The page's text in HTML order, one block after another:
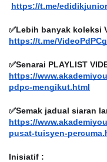
https://t.me/edidikjunior
✅Lebih banyak koleksi
https://t.me/
✅Senarai PLAYLIST
https://
pdpc-mengikut.html
✅Semak jadual siaran
https://
pusat-tuisyen-
Inisiatif :